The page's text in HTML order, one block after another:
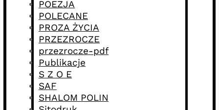
POEZJA
POLECANE
PROZA ŻYCIA
PRZEZROCZE
przezrocze-pdf
Publikacje
S Z O E
SAF
SHALOM POLIN